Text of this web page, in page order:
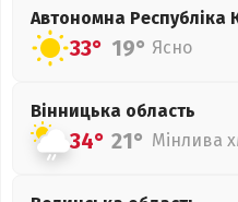
Автономна Республіка
33° 19° Ясно
Вінницька область
34° 21° Мінлива